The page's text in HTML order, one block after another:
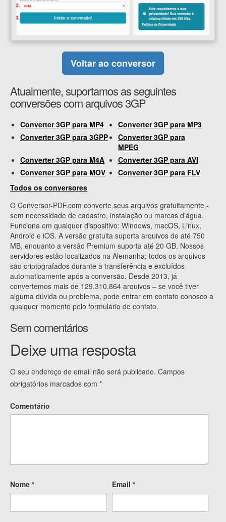
Voltar ao conversor
Atualmente, suportamos as seguintes
conversões com arquivos 3GP
Converter 3GP para MP4
Converter 3GP para MP3
Converter 3GP para 3GPP
Converter 3GP para
MPEG
Converter 3GP para M4A
Converter 3GP para AVI
Converter 3GP para MOV
Converter 3GP para FLV
Todos os conversores
O Conversor-PDF.com converte seus arquivos gratuitamente -
sem necessidade de cadastro, instalação ou marcas d’água.
Funciona em qualquer dispositivo: Windows, macOS, Linux,
Android e iOS. A versão gratuita suporta arquivos de até 750
MB, enquanto a versão Premium suporta até 20 GB. Nossos
servidores estão localizados na Alemanha; todos os arquivos
são criptografados durante a transferência e excluídos
automaticamente após a conversão. Desde 2013, já
convertemos mais de 129.310.864 arquivos – se você tiver
alguma dúvida ou problema, pode entrar em contato conosco a
qualquer momento pelo formulário de contato.
Sem comentários
Deixe uma resposta
O seu endereço de email não será publicado. Campos
obrigatórios marcados com *
Comentário
Nome * Email *